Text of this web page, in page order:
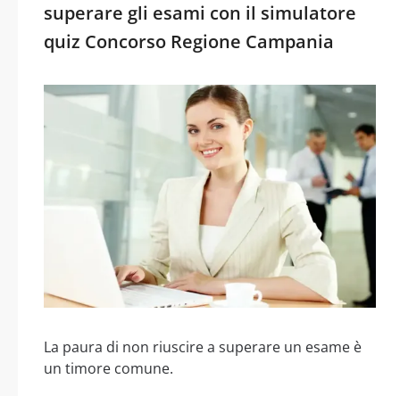
superare gli esami con il simulatore
quiz Concorso Regione Campania
La paura di non riuscire a superare un esame è
un timore comune.